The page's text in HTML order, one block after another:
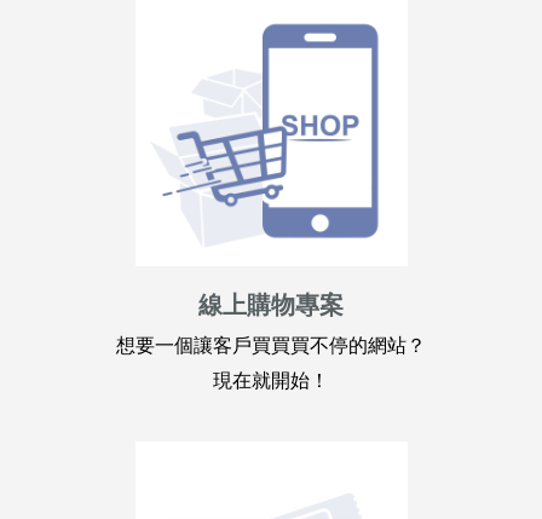
線上購物專案
想要一個讓客戶買買買不停的網站？
現在就開始！